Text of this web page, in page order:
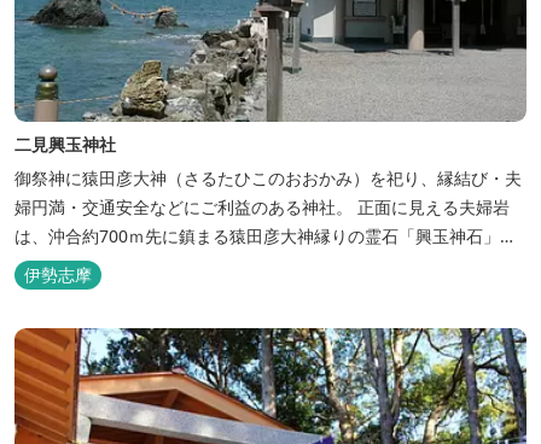
二見興玉神社
御祭神に猿田彦大神（さるたひこのおおかみ）を祀り、縁結び・夫
婦円満・交通安全などにご利益のある神社。 正面に見える夫婦岩
は、沖合約700ｍ先に鎮まる猿田彦大神縁りの霊石「興玉神石」
と、日の大神を遙拝するための鳥居とみなされています。古くより
神宮参拝の前に二見浦の海水で心身を清める禊をする「浜参宮」と
いう習わしがあり、現在でもまず神社に参拝し、お祓いを受けてか
ら神宮へ向かう参拝者も多いで...
伊勢志摩